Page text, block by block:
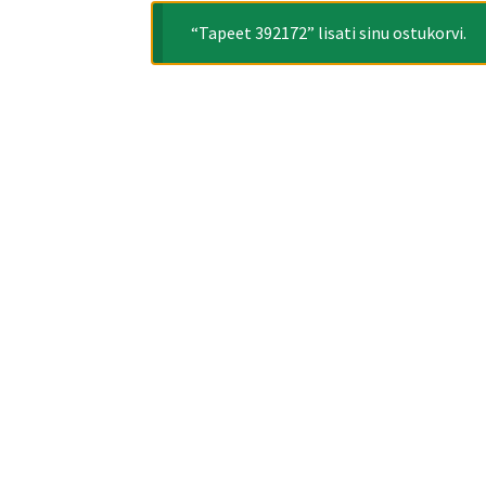
“Tapeet 392172” lisati sinu ostukorvi.